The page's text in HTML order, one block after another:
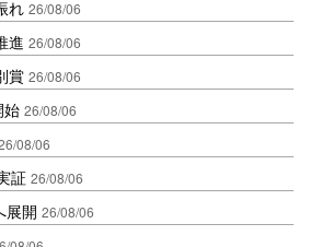
れ 26/08/06
進 26/08/06
賞 26/08/06
始 26/08/06
08/06
証 26/08/06
展開 26/08/06